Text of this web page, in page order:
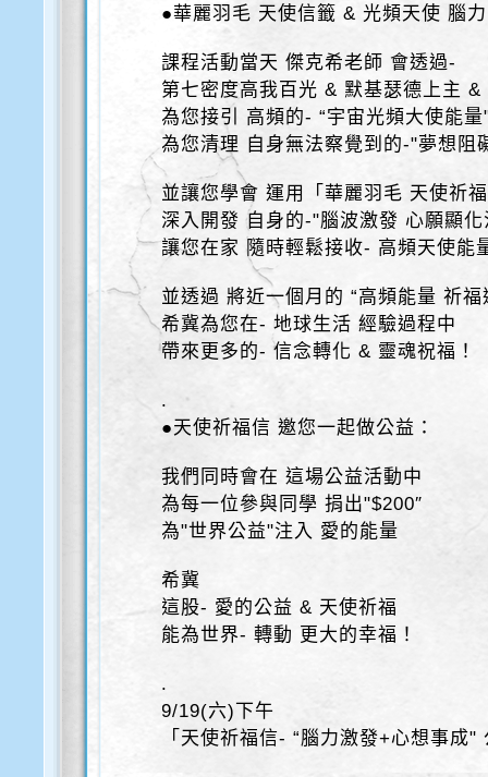
●華麗羽毛 天使信籤 & 光頻天使 腦
課程活動當天 傑克希老師 會透過-
第七密度高我百光 & 默基瑟德上主 &
為您接引 高頻的- “宇宙光頻大使能
為您清理 自身無法察覺到的-"夢想阻
並讓您學會 運用「華麗羽毛 天使祈
深入開發 自身的-"腦波激發 心願顯
讓您在家 隨時輕鬆接收- 高頻天使能
並透過 將近一個月的 “高頻能量 祈福
希冀為您在- 地球生活 經驗過程中
帶來更多的- 信念轉化 & 靈魂祝福！
.
●天使祈福信 邀您一起做公益：
我們同時會在 這場公益活動中
為每一位參與同學 捐出"$200″
為"世界公益"注入 愛的能量
希冀
這股- 愛的公益 & 天使祈福
能為世界- 轉動 更大的幸福！
.
9/19(六)下午
「天使祈福信- “腦力激發+心想事成"